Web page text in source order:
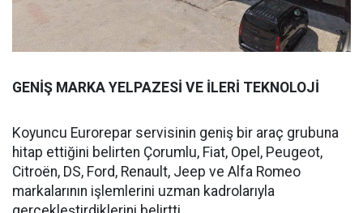
GENİŞ MARKA YELPAZESİ VE İLERİ TEKNOLOJİ
Koyuncu Eurorepar servisinin geniş bir araç grubuna
hitap ettiğini belirten Çorumlu, Fiat, Opel, Peugeot,
Citroën, DS, Ford, Renault, Jeep ve Alfa Romeo
markalarının işlemlerini uzman kadrolarıyla